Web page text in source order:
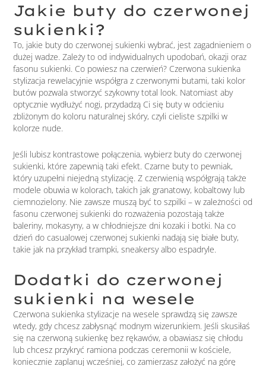
Jakie buty do czerwonej
sukienki?
To, jakie buty do czerwonej sukienki wybrać, jest zagadnieniem o
dużej wadze. Zależy to od indywidualnych upodobań, okazji oraz
fasonu sukienki. Co powiesz na czerwień? Czerwona sukienka
stylizacja rewelacyjnie współgra z czerwonymi butami, taki kolor
butów pozwala stworzyć szykowny total look. Natomiast aby
optycznie wydłużyć nogi, przydadzą Ci się buty w odcieniu
zbliżonym do koloru naturalnej skóry, czyli cieliste szpilki w
kolorze nude.
Jeśli lubisz kontrastowe połączenia, wybierz buty do czerwonej
sukienki, które zapewnią taki efekt. Czarne buty to pewniak,
który uzupełni niejedną stylizację. Z czerwienią współgrają także
modele obuwia w kolorach, takich jak granatowy, kobaltowy lub
ciemnozielony. Nie zawsze muszą być to szpilki – w zależności od
fasonu czerwonej sukienki do rozważenia pozostają także
baleriny, mokasyny, a w chłodniejsze dni kozaki i botki. Na co
dzień do casualowej czerwonej sukienki nadają się białe buty,
takie jak na przykład trampki, sneakersy albo espadryle.
Dodatki do czerwonej
sukienki na wesele
Czerwona sukienka stylizacje na wesele sprawdzą się zawsze
wtedy, gdy chcesz zabłysnąć modnym wizerunkiem. Jeśli skusiłaś
się na czerwoną sukienkę bez rękawów, a obawiasz się chłodu
lub chcesz przykryć ramiona podczas ceremonii w kościele,
koniecznie zaplanuj wcześniej, co zamierzasz założyć na górę